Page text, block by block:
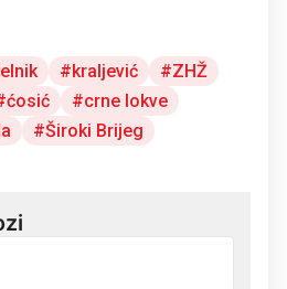
kraljević
ZHŽ
ćosić
crne lokve
Široki Brijeg